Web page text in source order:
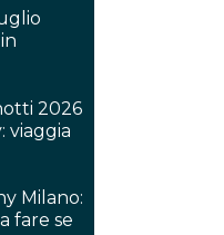
2026
viaggia
Milano:
fare se